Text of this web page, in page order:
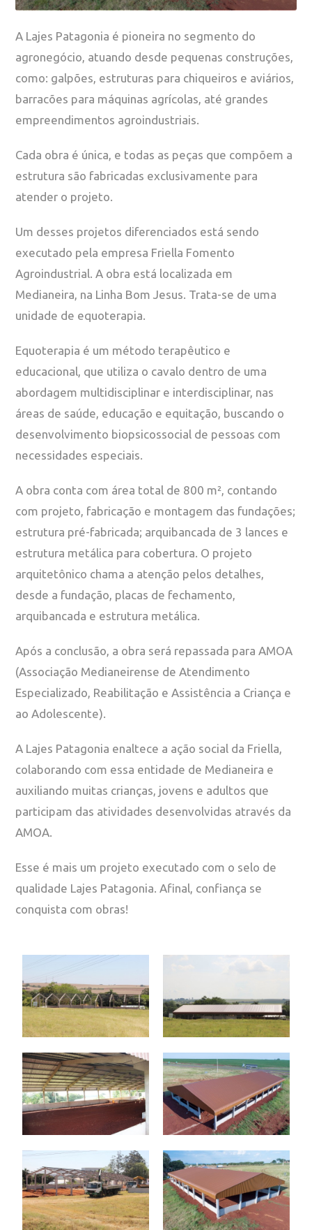
A Lajes Patagonia é pioneira no segmento do
agronegócio, atuando desde pequenas construções,
como: galpões, estruturas para chiqueiros e aviários,
barracões para máquinas agrícolas, até grandes
empreendimentos agroindustriais.
Cada obra é única, e todas as peças que compõem a
estrutura são fabricadas exclusivamente para
atender o projeto.
Um desses projetos diferenciados está sendo
executado pela empresa Friella Fomento
Agroindustrial. A obra está localizada em
Medianeira, na Linha Bom Jesus. Trata-se de uma
unidade de equoterapia.
Equoterapia é um método terapêutico e
educacional, que utiliza o cavalo dentro de uma
abordagem multidisciplinar e interdisciplinar, nas
áreas de saúde, educação e equitação, buscando o
desenvolvimento biopsicossocial de pessoas com
necessidades especiais.
A obra conta com área total de 800 m², contando
com projeto, fabricação e montagem das fundações;
estrutura pré-fabricada; arquibancada de 3 lances e
estrutura metálica para cobertura. O projeto
arquitetônico chama a atenção pelos detalhes,
desde a fundação, placas de fechamento,
arquibancada e estrutura metálica.
Após a conclusão, a obra será repassada para AMOA
(Associação Medianeirense de Atendimento
Especializado, Reabilitação e Assistência a Criança e
ao Adolescente).
A Lajes Patagonia enaltece a ação social da Friella,
colaborando com essa entidade de Medianeira e
auxiliando muitas crianças, jovens e adultos que
participam das atividades desenvolvidas através da
AMOA.
Esse é mais um projeto executado com o selo de
qualidade Lajes Patagonia. Afinal, confiança se
conquista com obras!